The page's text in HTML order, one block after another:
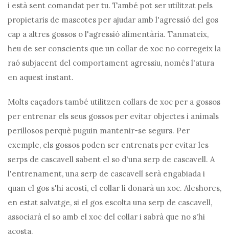
i està sent comandat per tu. També pot ser utilitzat pels
propietaris de mascotes per ajudar amb l'agressió del gos
cap a altres gossos o l'agressió alimentària. Tanmateix,
heu de ser conscients que un collar de xoc no corregeix la
raó subjacent del comportament agressiu, només l'atura
en aquest instant.
Molts caçadors també utilitzen collars de xoc per a gossos
per entrenar els seus gossos per evitar objectes i animals
perillosos perquè puguin mantenir-se segurs. Per
exemple, els gossos poden ser entrenats per evitar les
serps de cascavell sabent el so d'una serp de cascavell. A
l'entrenament, una serp de cascavell serà engabiada i
quan el gos s'hi acosti, el collar li donarà un xoc. Aleshores,
en estat salvatge, si el gos escolta una serp de cascavell,
associarà el so amb el xoc del collar i sabrà que no s'hi
acosta.